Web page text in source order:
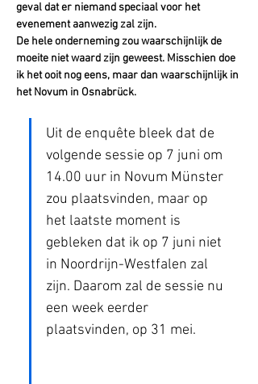
geval dat er niemand speciaal voor het
evenement aanwezig zal zijn.
De hele onderneming zou waarschijnlijk de
moeite niet waard zijn geweest. Misschien doe
ik het ooit nog eens, maar dan waarschijnlijk in
het Novum in Osnabrück.
Uit de enquête bleek dat de
volgende sessie op 7 juni om
14.00 uur in Novum Münster
zou plaatsvinden, maar op
het laatste moment is
gebleken dat ik op 7 juni niet
in Noordrijn-Westfalen zal
zijn. Daarom zal de sessie nu
een week eerder
plaatsvinden, op 31 mei.